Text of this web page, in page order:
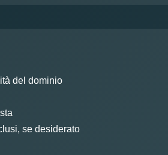
del dominio
se desiderato